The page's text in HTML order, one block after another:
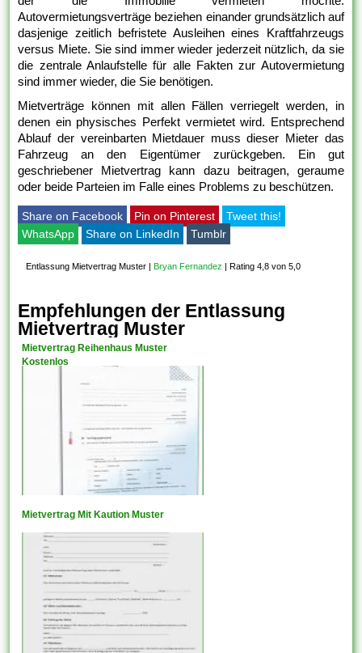
Autovermietungsverträge beziehen einander grundsätzlich auf
dasjenige zeitlich befristete Ausleihen eines Kraftfahrzeugs
versus Miete. Sie sind immer wieder jederzeit nützlich, da sie
die zentrale Anlaufstelle für alle Fakten zur Autovermietung
sind immer wieder, die Sie benötigen.
Mietverträge können mit allen Fällen verriegelt werden, in
denen ein physisches Perfekt vermietet wird. Entsprechend
Ablauf der vereinbarten Mietdauer muss dieser Mieter das
Fahrzeug an den Eigentümer zurückgeben. Ein gut
geschriebener Mietvertrag kann dazu beitragen, geraume
oder beide Parteien im Falle eines Problems zu beschützen.
Share on Facebook Pin on Pinterest
Tweet this!
WhatsApp
Share on LinkedIn Tumblr
Entlassung Mietvertrag Muster | Bryan Fernandez |Rating 4,8 von 5,0
Empfehlungen der Entlassung
Mietvertrag Muster
Mietvertrag Reihenhaus Muster
Kostenlos
Mietvertrag Mit Kaution Muster